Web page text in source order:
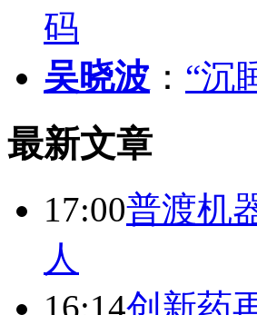
码
吴晓波 ： “沉
最新文章
17:00普渡机
人